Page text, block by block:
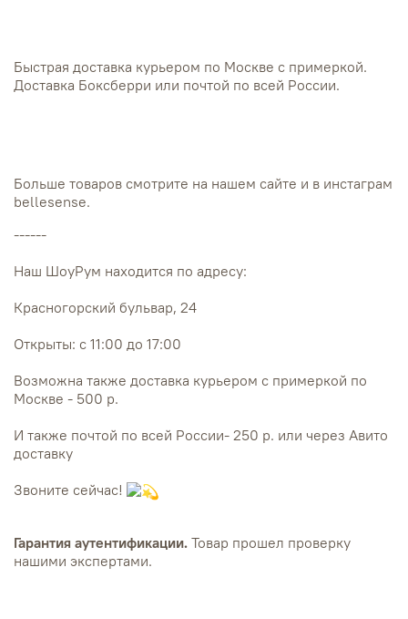
Быстрая доставка курьером по Москве с примеркой.
Доставка Боксберри или почтой по всей России.
Больше товаров смотрите на нашем сайте и в инстаграм
bellesense.
------
Наш ШоуРум находится по адресу:
Красногорский бульвар, 24
Открыты: с 11:00 до 17:00
Возможна также доставка курьером с примеркой по
Москве - 500 р.
И также почтой по всей России- 250 р. или через Авито
доставку
Звоните сейчас!
Гарантия аутентификации. Товар прошел проверку
нашими экспертами.